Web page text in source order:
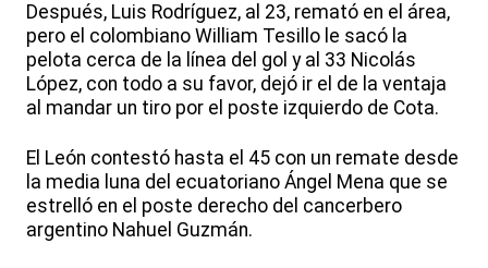
Después, Luis Rodríguez, al 23, remató en el área,
pero el colombiano William Tesillo le sacó la
pelota cerca de la línea del gol y al 33 Nicolás
López, con todo a su favor, dejó ir el de la ventaja
al mandar un tiro por el poste izquierdo de Cota.
El León contestó hasta el 45 con un remate desde
la media luna del ecuatoriano Ángel Mena que se
estrelló en el poste derecho del cancerbero
argentino Nahuel Guzmán.